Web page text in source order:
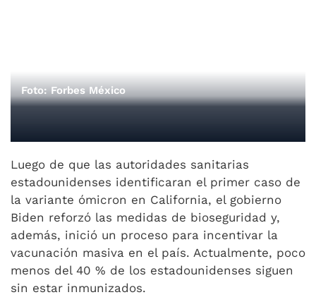
Foto: Forbes México
Luego de que las autoridades sanitarias
estadounidenses identificaran el primer caso de
la variante ómicron en California, el gobierno
Biden reforzó las medidas de bioseguridad y,
además, inició un proceso para incentivar la
vacunación masiva en el país. Actualmente, poco
menos del 40 % de los estadounidenses siguen
sin estar inmunizados.